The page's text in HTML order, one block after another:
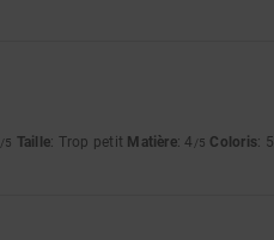
/5 Taille: Trop petit Matière: 4 /5 Coloris: 5